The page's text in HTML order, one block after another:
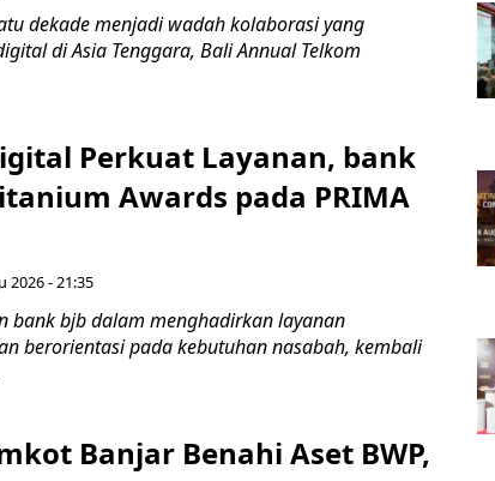
satu dekade menjadi wadah kolaborasi yang
di Asia Tenggara, Bali Annual Telkom
Perkuat Layanan, bank
Awards pada PRIMA
2026 - 21:35
bank bjb dalam menghadirkan layanan
berorientasi pada kebutuhan nasabah, kembali
Banjar Benahi Aset BWP,